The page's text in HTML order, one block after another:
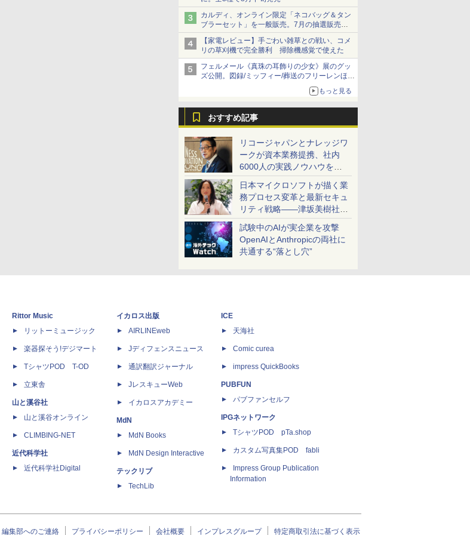
カルディ、オンライン限定「ネコバッグ＆タン
ブラーセット」を一般販売。7月の抽選販売の
当選無効分
【家電レビュー】手ごわい雑草との戦い、コメ
リの草刈機で完全勝利 掃除機感覚で使えた
フェルメール《真珠の耳飾りの少女》展のグッ
ズ公開。図録/ミッフィー/葬送のフリーレンほ
もっと見る
おすすめ記事
リコージャパンとナレッジワ
ークが資本業務提携、社内
6000人の実践ノウハウを生
かした「AI商談記録 for
RICOH」を展開へ
日本マイクロソフトが描く業
務プロセス変革と最新セキュ
リティ戦略――津坂美樹社長
が2027年度戦略を説明
試験中のAIが実企業を攻撃
OpenAIとAnthropicの両社に
共通する“落とし穴”
Rittor Music
リットーミュージック
楽器探そう!デジマート
TシャツPOD T-OD
立東舎
山と溪谷社
山と溪谷オンライン
CLIMBING-NET
近代科学社
近代科学社Digital
イカロス出版
AIRLINEweb
Jディフェンスニュース
通訳翻訳ジャーナル
JレスキューWeb
イカロスアカデミー
MdN
MdN Books
MdN Design Interactive
テックリブ
TechLib
ICE
天海社
Comic curea
impress QuickBooks
PUBFUN
パブファンセルフ
IPGネットワーク
TシャツPOD pTa.shop
カスタム写真集POD fabli
Impress Group Publication
Information
編集部へのご連絡 プライバシーポリシー 会社概要 インプレスグループ 特定商取引法に基づく表示